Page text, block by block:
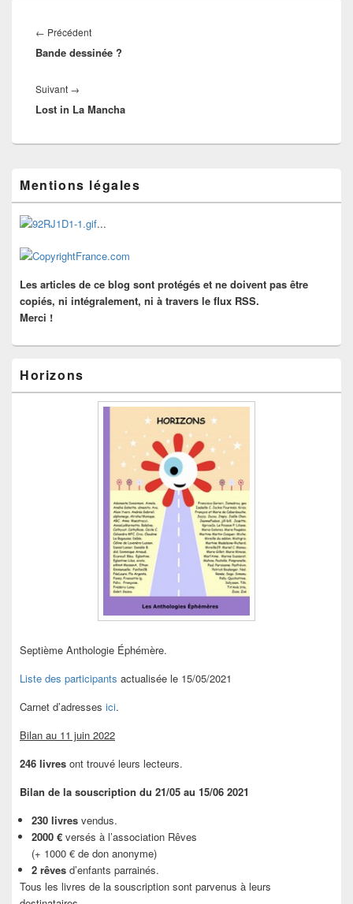
de
l’article
← PrécédentArticle
précédent :
Bande dessinée ?
Suivant →
suivant :
Lost in La Mancha
principale
de
widget
pour
barre
Mentions légales
...
Les articles de ce blog sont protégés et ne doivent pas être
copiés, ni intégralement, ni à travers le flux RSS.
Merci !
Horizons
Septième Anthologie Éphémère.
Liste des participants actualisée le 15/05/2021
Carnet d’adresses ici.
Bilan au 11 juin 2022
246 livres ont trouvé leurs lecteurs.
Bilan de la souscription du 21/05 au 15/06 2021
230 livres vendus.
2000 € versés à l’association Rêves
(+ 1000 € de don anonyme)
2 rêves d’enfants parrainés.
Tous les livres de la souscription sont parvenus à leurs